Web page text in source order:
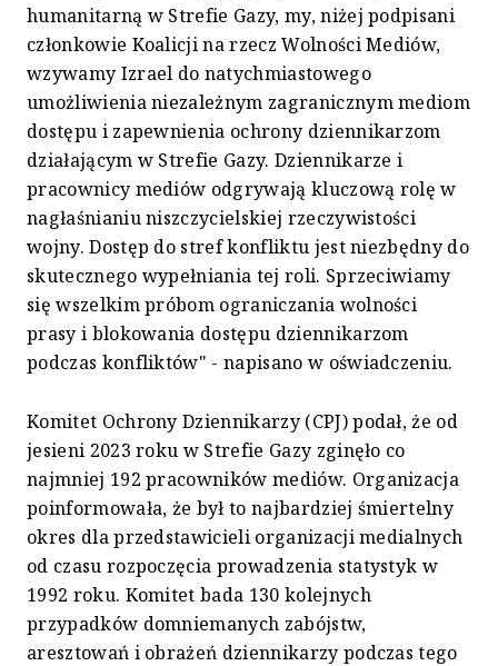
humanitarną w Strefie Gazy, my, niżej podpisani
członkowie Koalicji na rzecz Wolności Mediów,
wzywamy Izrael do natychmiastowego
umożliwienia niezależnym zagranicznym mediom
dostępu i zapewnienia ochrony dziennikarzom
działającym w Strefie Gazy. Dziennikarze i
pracownicy mediów odgrywają kluczową rolę w
nagłaśnianiu niszczycielskiej rzeczywistości
wojny. Dostęp do stref konfliktu jest niezbędny do
skutecznego wypełniania tej roli. Sprzeciwiamy
się wszelkim próbom ograniczania wolności
prasy i blokowania dostępu dziennikarzom
podczas konfliktów" - napisano w oświadczeniu.
Komitet Ochrony Dziennikarzy (CPJ) podał, że od
jesieni 2023 roku w Strefie Gazy zginęło co
najmniej 192 pracowników mediów. Organizacja
poinformowała, że był to najbardziej śmiertelny
okres dla przedstawicieli organizacji medialnych
od czasu rozpoczęcia prowadzenia statystyk w
1992 roku. Komitet bada 130 kolejnych
przypadków domniemanych zabójstw,
aresztowań i obrażeń dziennikarzy podczas tego